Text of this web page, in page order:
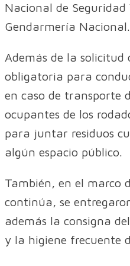
Nacional de Seguridad
Gendarmería Nacional.
Además de la solicitud
obligatoria para
en caso de transporte
ocupantes de los
para juntar residuos
algún espacio público.
También, en el marco
continúa, se
además la consigna
y la higiene frecuente